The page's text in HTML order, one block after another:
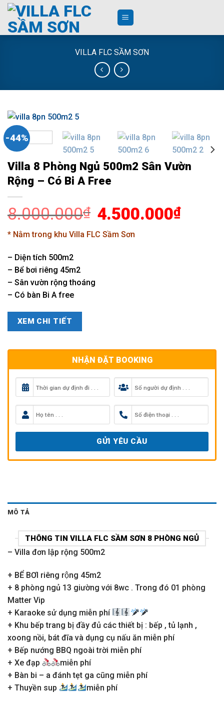
Skip
content
VILLA FLC SẦM SƠN
-44%
Villa 8 Phòng Ngủ 500m2 Sân Vườn
Rộng – Có Bi A Free
8.000.000₫ Giá
gốc
là:
4.500.000₫Giá
* Nằm trong khu Villa FLC Sầm Sơn
– Diện tích 500m2
– Bể bơi riêng 45m2
– Sân vườn rộng thoáng
– Có bàn Bi A free
XEM CHI TIẾT
NHẬN ĐẶT BOOKING
MÔ TẢ
THÔNG TIN VILLA FLC SẦM SƠN 8 PHÒNG NGỦ
– Villa đơn lập rộng 500m2
+ BỂ BƠI riêng rộng 45m2
+ 8 phòng ngủ 13 giường với 8wc . Trong đó 01 phòng
Matter Vip
+ Karaoke sử dụng miễn phí
+ Khu bếp trang bị đầy đủ các thiết bị : bếp , tủ lạnh ,
xoong nồi, bát đĩa và dụng cụ nấu ăn miễn phí
+ Bếp nướng BBQ ngoài trời miễn phí
+ Xe đạp
miễn phí
+ Bàn bi – a đánh tẹt ga cũng miễn phí
+ Thuyền sup
miễn phí